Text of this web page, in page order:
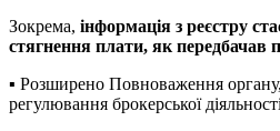
Зокрема, інформація з реєстру
стягнення плати, як передбачав
▪️ Розширено Повноваження
регулювання брокерської